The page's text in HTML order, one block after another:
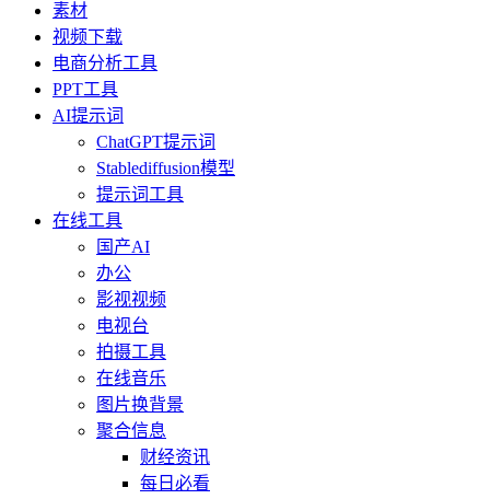
素材
视频下载
电商分析工具
PPT工具
AI提示词
ChatGPT提示词
Stablediffusion模型
提示词工具
在线工具
国产AI
办公
影视视频
电视台
拍摄工具
在线音乐
图片换背景
聚合信息
财经资讯
每日必看